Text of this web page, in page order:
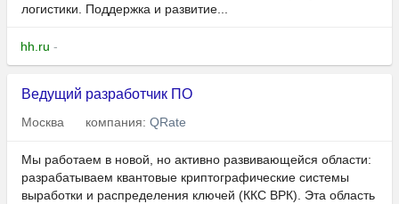
логистики. Поддержка и развитие...
hh.ru -
Ведущий разработчик ПО
Москва компания: QRate
Мы работаем в новой, но активно развивающейся области:
разрабатываем квантовые криптографические системы
выработки и распределения ключей (ККС ВРК). Эта область